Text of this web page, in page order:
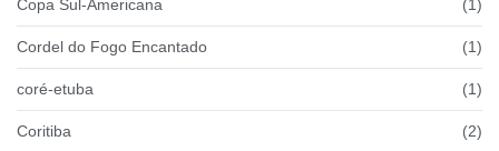
Copa Sul-Americana (1)
Cordel do Fogo Encantado (1)
coré-etuba (1)
Coritiba (2)